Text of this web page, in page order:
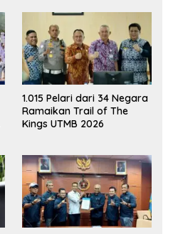
1.015 Pelari dari 34 Negara
Ramaikan Trail of The
Kings UTMB 2026